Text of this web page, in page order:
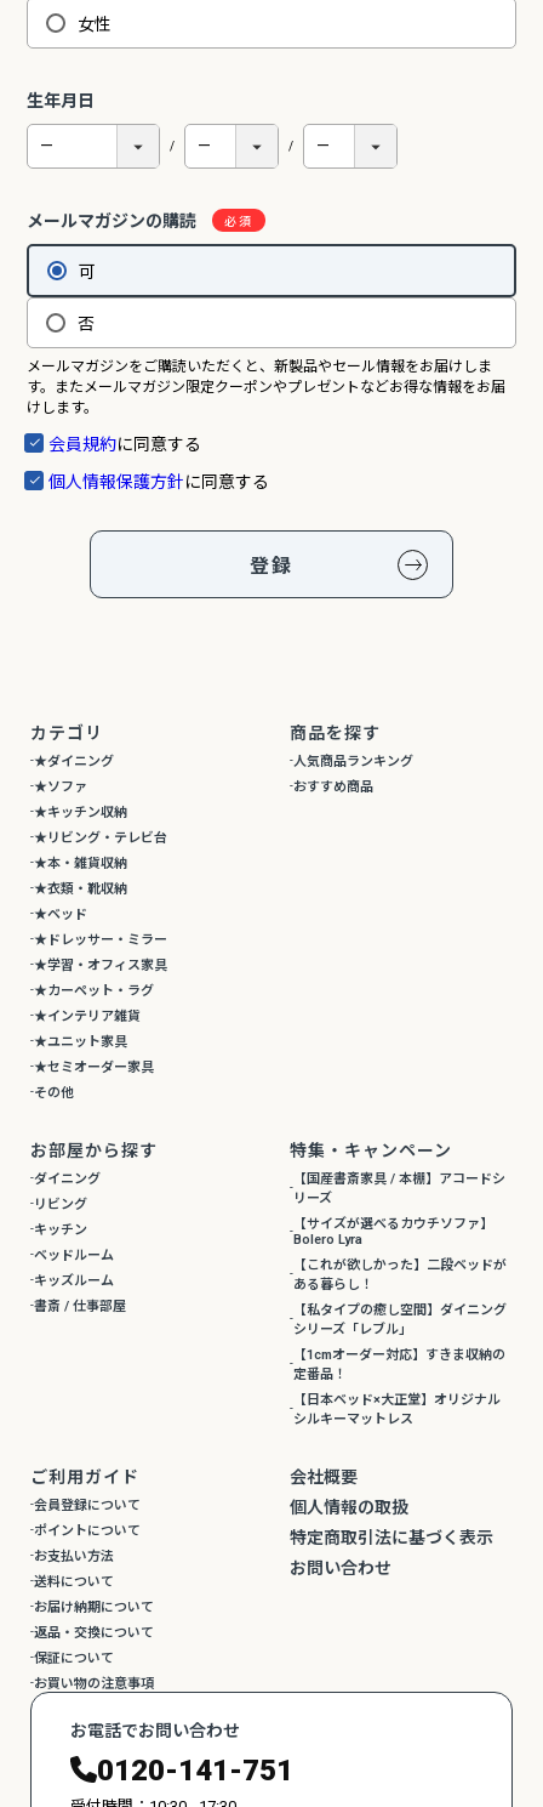
女性
生年月日
メールマガジンの購読
可
否
メールマガジンをご購読いただくと、新製品やセール情報をお届けしま
す。またメールマガジン限定クーポンやプレゼントなどお得な情報をお届
けします。
会員規約に同意する
個人情報保護方針に同意する
登録
カテゴリ
★ダイニング
★ソファ
★キッチン収納
★リビング・テレビ台
★本・雑貨収納
★衣類・靴収納
★ベッド
★ドレッサー・ミラー
★学習・オフィス家具
★カーペット・ラグ
★インテリア雑貨
★ユニット家具
★セミオーダー家具
その他
商品を探す
人気商品ランキング
おすすめ商品
お部屋から探す
ダイニング
リビング
キッチン
ベッドルーム
キッズルーム
書斎 / 仕事部屋
特集・キャンペーン
【国産書斎家具 / 本棚】アコードシ
リーズ
【サイズが選べるカウチソファ】
Bolero Lyra
【これが欲しかった】二段ベッドが
ある暮らし！
【私タイプの癒し空間】ダイニング
シリーズ「レブル」
【1cmオーダー対応】すきま収納の
定番品！
【日本ベッド×大正堂】オリジナル
シルキーマットレス
ご利用ガイド
会員登録について
ポイントについて
お支払い方法
送料について
お届け納期について
返品・交換について
保証について
お買い物の注意事項
会社概要
個人情報の取扱
特定商取引法に基づく表示
お問い合わせ
お電話でお問い合わせ
0120-141-751